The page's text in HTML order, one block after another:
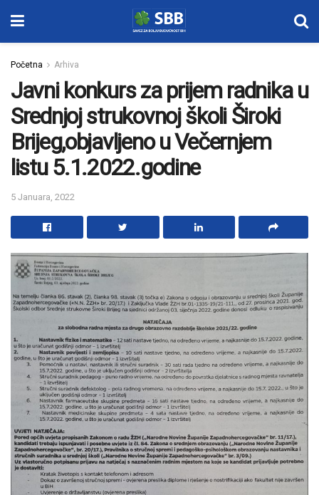
Početna Arhiva
Javni konkurs za prijem radnika u
Srednjoj strukovnoj školi Široki
Brijeg,objavljeno u Večernjem
listu 5.1.2022.godine
5 Januara, 2022